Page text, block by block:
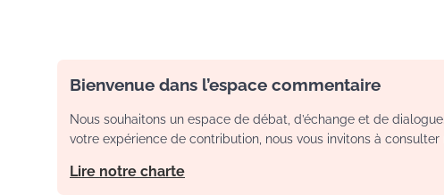
Bienvenue dans l’espace commentaire
Nous souhaitons un espace de débat, d’échange et de
votre expérience de contribution, nous vous invitons à consulter
Lire notre charte